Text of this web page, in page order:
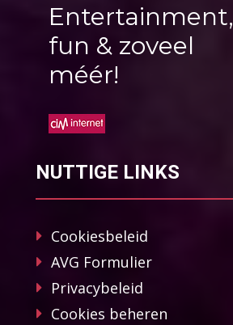
Entertainment,
fun & zoveel
méér!
NUTTIGE LINKS
Cookiesbeleid
AVG Formulier
Privacybeleid
Cookies beheren